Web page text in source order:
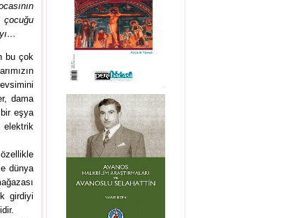
çocuğu
bu çok
dama
eşya
dünya
girdiyi